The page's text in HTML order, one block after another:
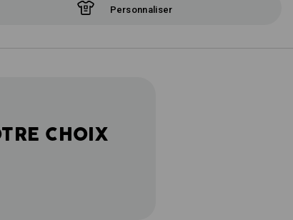
Personnaliser
CHOIX